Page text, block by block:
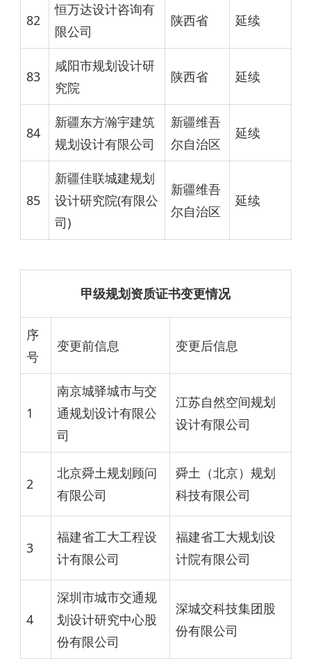
82
恒万达设计咨询有
限公司
陕西省 延续
83
咸阳市规划设计研
究院
陕西省 延续
84
新疆东方瀚宇建筑
规划设计有限公司
新疆维吾
尔自治区
延续
85
新疆佳联城建规划
设计研究院(有限公
司)
新疆维吾
尔自治区
延续
甲级规划资质证书变更情况
序
号
变更前信息 变更后信息
1
南京城驿城市与交
通规划设计有限公
司
江苏自然空间规划
设计有限公司
2
北京舜土规划顾问
有限公司
舜土（北京）规划
科技有限公司
3
福建省工大工程设
计有限公司
福建省工大规划设
计院有限公司
4
深圳市城市交通规
划设计研究中心股
份有限公司
深城交科技集团股
份有限公司